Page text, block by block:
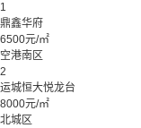
1
鼎鑫华府
6500元/㎡
空港南区
2
运城恒大悦龙台
8000元/㎡
北城区